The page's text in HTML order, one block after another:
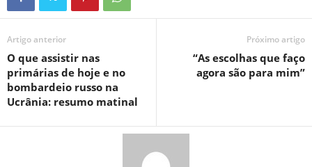
Artigo anterior
O que assistir nas
primárias de hoje e no
bombardeio russo na
Ucrânia: resumo matinal
Próximo artigo
“As escolhas que faço
agora são para mim”